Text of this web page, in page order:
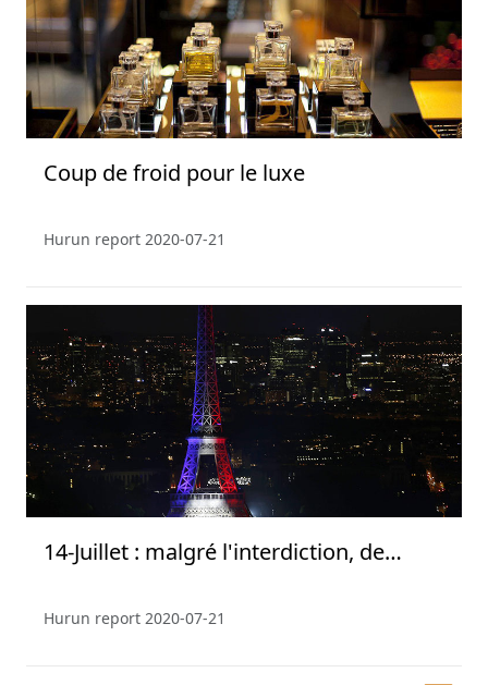
Coup de froid pour le luxe
Hurun report 2020-07-21
14-Juillet : malgré l'interdiction, de
feu d'artifice
Hurun report 2020-07-21